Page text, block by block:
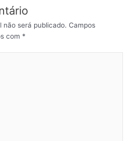
não será publicado. Campos
com *